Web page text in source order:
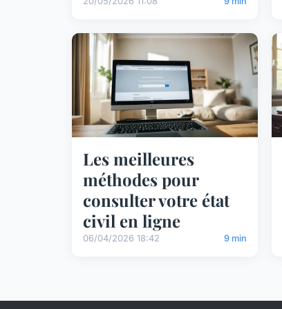
Les meilleures
méthodes pour
consulter votre état
civil en ligne
06/04/2026 18:42 9 min